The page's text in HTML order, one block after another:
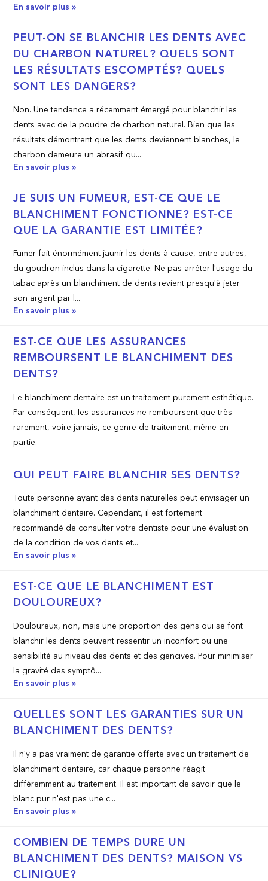
En savoir plus »
PEUT­-ON SE BLANCHIR LES DENTS AVEC
DU CHARBON NATUREL? QUELS SONT
LES RÉSULTATS ESCOMPTÉS? QUELS
SONT LES DANGERS?
Non. Une tendance a récemment émergé pour blanchir les
dents avec de la poudre de charbon naturel. Bien que les
résultats démontrent que les dents deviennent blanches, le
charbon demeure un abrasif qu...
En savoir plus »
JE SUIS UN FUMEUR, EST­-CE QUE LE
BLANCHIMENT FONCTIONNE? EST­-CE
QUE LA GARANTIE EST LIMITÉE?
Fumer fait énormément jaunir les dents à cause, entre autres,
du goudron inclus dans la cigarette. Ne pas arrêter l'usage du
tabac après un blanchiment de dents revient presqu'à jeter
son argent par l...
En savoir plus »
EST-­CE QUE LES ASSURANCES
REMBOURSENT LE BLANCHIMENT DES
DENTS?
Le blanchiment dentaire est un traitement purement esthétique.
Par conséquent, les assurances ne remboursent que très
rarement, voire jamais, ce genre de traitement, même en
partie.
QUI PEUT FAIRE BLANCHIR SES DENTS?
Toute personne ayant des dents naturelles peut envisager un
blanchiment dentaire. Cependant, il est fortement
recommandé de consulter votre dentiste pour une évaluation
de la condition de vos dents et...
En savoir plus »
EST-­CE QUE LE BLANCHIMENT EST
DOULOUREUX?
Douloureux, non, mais une proportion des gens qui se font
blanchir les dents peuvent ressentir un inconfort ou une
sensibilité au niveau des dents et des gencives. Pour minimiser
la gravité des symptô...
En savoir plus »
QUELLES SONT LES GARANTIES SUR UN
BLANCHIMENT DES DENTS?
Il n'y a pas vraiment de garantie offerte avec un traitement de
blanchiment dentaire, car chaque personne réagit
différemment au traitement. Il est important de savoir que le
blanc pur n'est pas une c...
En savoir plus »
COMBIEN DE TEMPS DURE UN
BLANCHIMENT DES DENTS? MAISON VS
CLINIQUE?